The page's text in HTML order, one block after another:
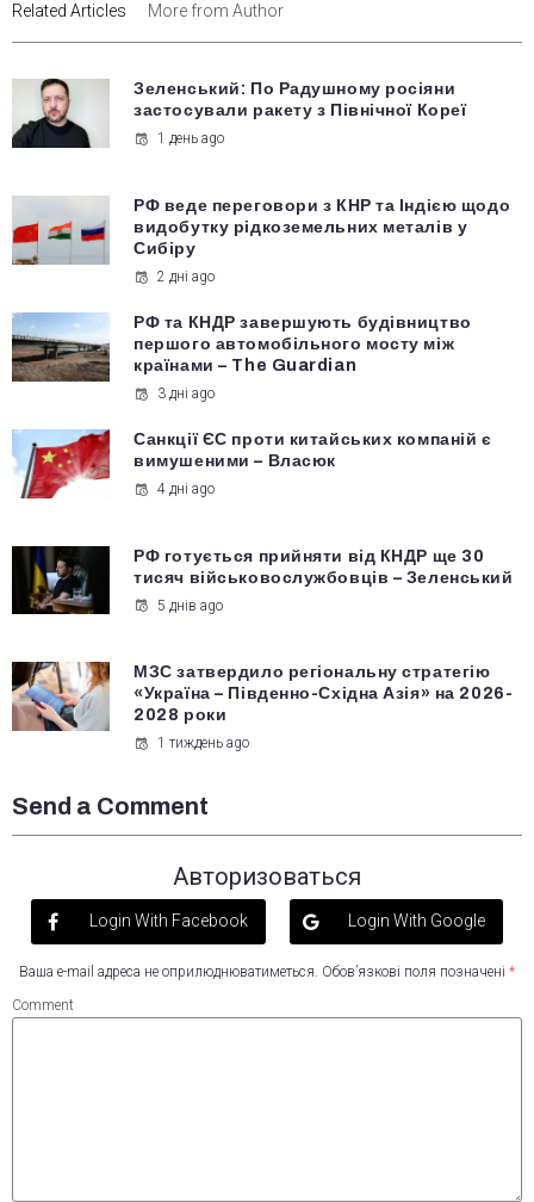
Related Articles More from Author
Зеленський: По Радушному росіяни
застосували ракету з Північної Кореї
1 день ago
РФ веде переговори з КНР та Індією щодо
видобутку рідкоземельних металів у
Сибіру
2 дні ago
РФ та КНДР завершують будівництво
першого автомобільного мосту між
країнами – The Guardian
3 дні ago
Санкції ЄС проти китайських компаній є
вимушеними – Власюк
4 дні ago
РФ готується прийняти від КНДР ще 30
тисяч військовослужбовців – Зеленський
5 днів ago
МЗС затвердило регіональну стратегію
«Україна – Південно-Східна Азія» на 2026-
2028 роки
1 тиждень ago
Send a Comment
Авторизоваться
Login With Facebook Login With Google
Ваша e-mail адреса не оприлюднюватиметься. Обов’язкові поля позначені *
Comment